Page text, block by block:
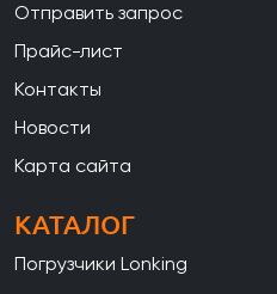
Отправить запрос
Прайс-лист
Контакты
Новости
Карта сайта
КАТАЛОГ
Погрузчики Lonking